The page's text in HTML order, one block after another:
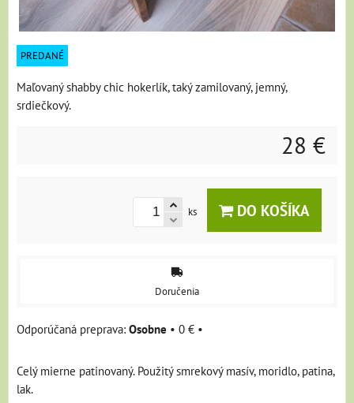
PREDANÉ
Maľovaný shabby chic hokerlík, taký zamilovaný, jemný,
srdiečkový.
28 €
ks DO KOŠÍKA
Doručenia
Osobne • 0 € •
Celý mierne patinovaný. Použitý smrekový masív, moridlo, patina,
lak.